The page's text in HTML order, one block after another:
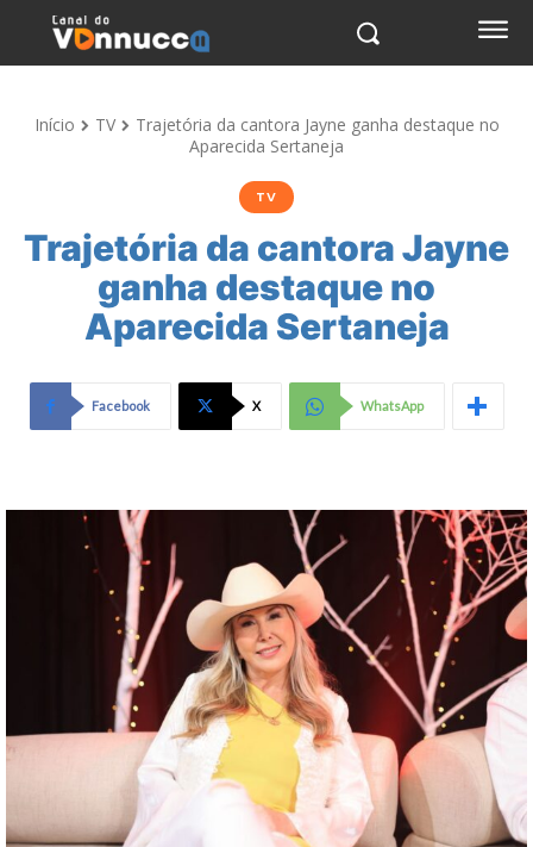
Início TV
Trajetória da cantora Jayne ganha destaque no
Aparecida Sertaneja
TV
Trajetória da cantora Jayne
ganha destaque no
Aparecida Sertaneja
Facebook X WhatsApp